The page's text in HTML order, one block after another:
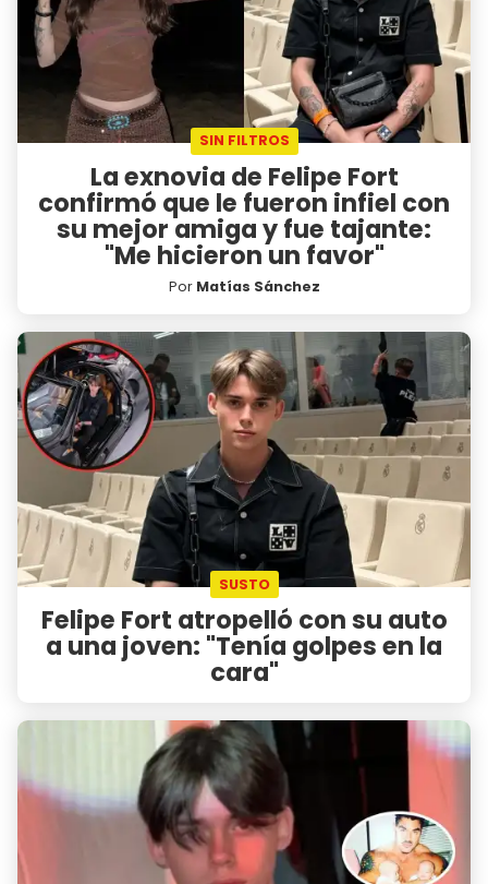
SIN FILTROS
La exnovia de Felipe Fort
confirmó que le fueron infiel con
su mejor amiga y fue tajante:
"Me hicieron un favor"
Por Matías Sánchez
SUSTO
Felipe Fort atropelló con su auto
a una joven: "Tenía golpes en la
cara"